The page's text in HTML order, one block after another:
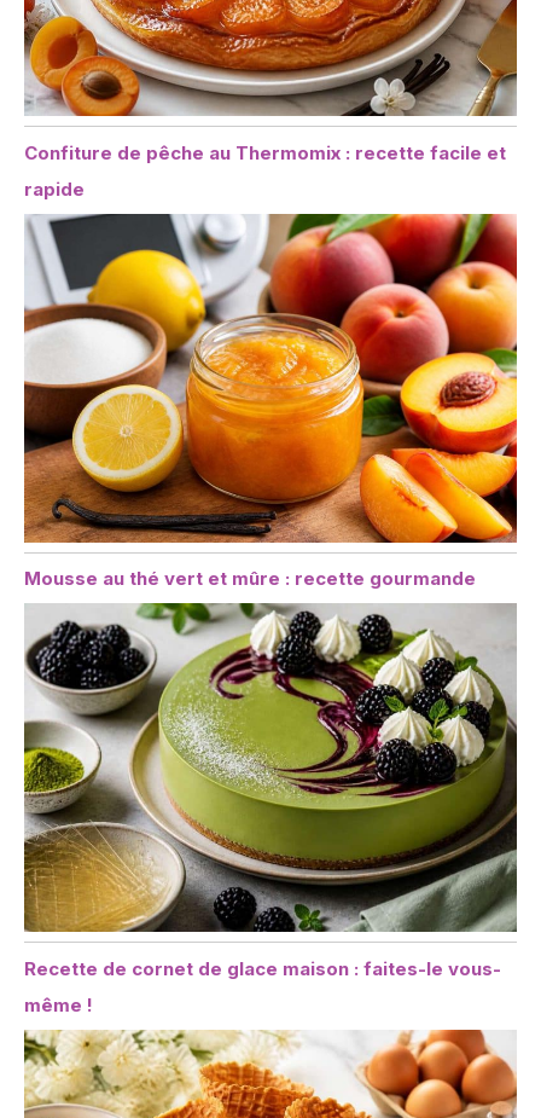
Confiture de pêche au Thermomix : recette facile et
rapide
Mousse au thé vert et mûre : recette gourmande
Recette de cornet de glace maison : faites-le vous-
même !